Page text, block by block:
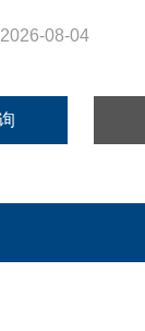
2026-08-04